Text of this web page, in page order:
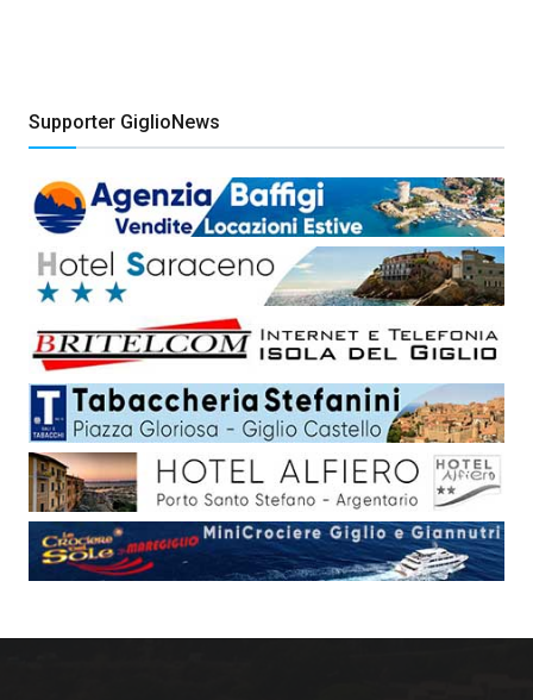
Supporter GiglioNews